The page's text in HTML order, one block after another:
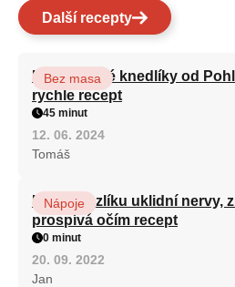
Další recepty
Karlovarské knedlíky od
rychle recept
Bez masa
45 minut
12. 06. 2024
Tomáš
Kořen kozlíku uklidní nervy,
prospívá očím recept
Nápoje
0 minut
20. 09. 2022
Jan